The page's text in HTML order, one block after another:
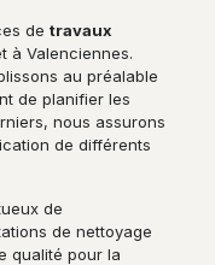
de travaux
à Valenciennes.
au préalable
de planifier les
nous assurons
de différents
de
de nettoyage
qualité pour la